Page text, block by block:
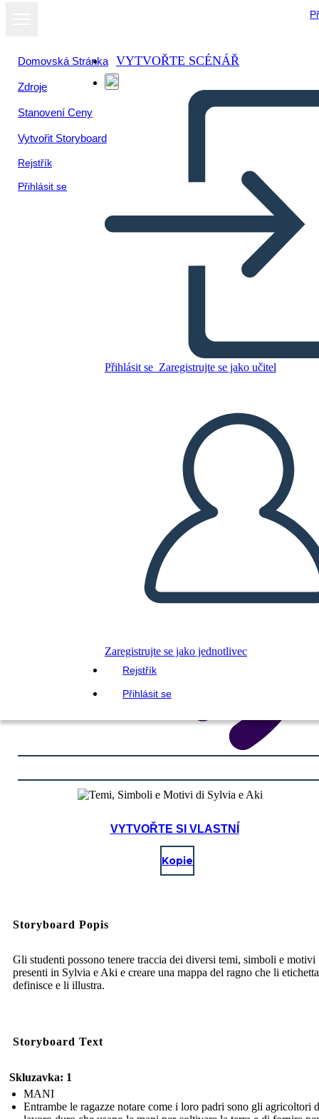
Domovská Stránka
Zdroje
Stanovení Ceny
Vytvořit Storyboard
Rejstřík
Přihlásit se
VYTVOŘTE SCÉNÁŘ
Přihlásit se Zaregistrujte se jako učitel
Zaregistrujte se jako jednotlivec
Rejstřík
Přihlásit se
PŘEHRÁT PREZENTACI
PŘEČTI MI
VYTVOŘTE SI VLASTNÍ
Kopie
Storyboard Popis
Gli studenti possono tenere traccia dei diversi temi, simboli e motivi
presenti in Sylvia e Aki e creare una mappa del ragno che li
definisce e li illustra.
Storyboard Text
Skluzavka: 1
MANI
Entrambe le ragazze notare come i loro padri sono gli agricoltori